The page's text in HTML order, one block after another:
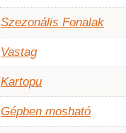
Szezonális Fonalak
Vastag
Kartopu
Gépben mosható